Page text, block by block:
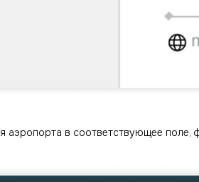
аэропорта в соответствующее